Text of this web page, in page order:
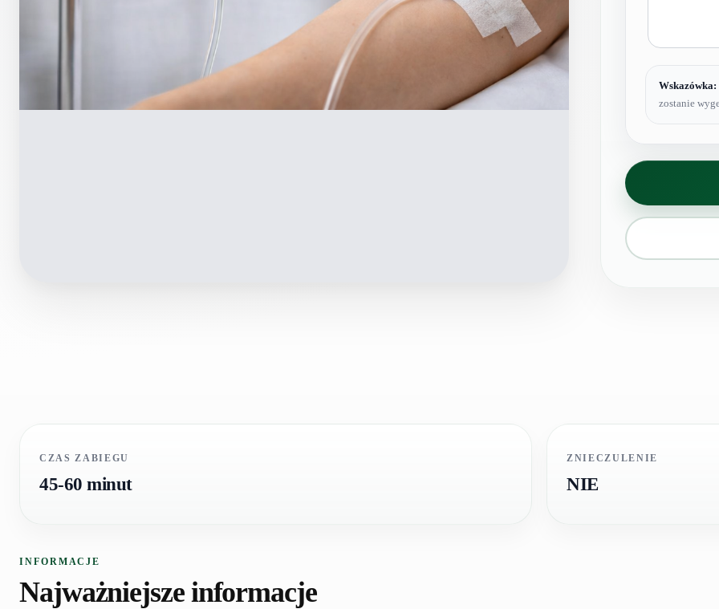
Wskazówka:
zostanie
ilość
Bomba
witaminowa
CZAS ZABIEGU
45-60 minut
ZNIECZULENIE
NIE
INFORMACJE
Najważniejsze informacje